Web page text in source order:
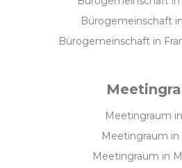
Bürogemeinschaft
Bürogemeinschaft in
Meetingraum
Meetingraum in
Meetingraum in